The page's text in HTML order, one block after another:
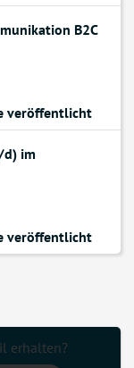
B2C
veröffentlicht
d) im
veröffentlicht
erhalten?